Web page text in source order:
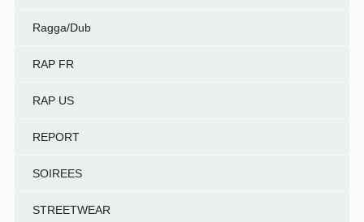
Ragga/Dub
RAP FR
RAP US
REPORT
SOIREES
STREETWEAR